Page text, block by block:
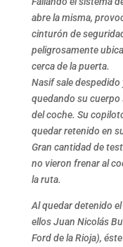
abre la misma,
cinturón de
peligrosamente
cerca de la puerta.
Nasif sale
quedando su cuerpo
del coche. Su
quedar retenido en
Gran cantidad de
no vieron frenar al
la ruta.
Al quedar detenido
ellos Juan Nicolás
Ford de la Rioja),